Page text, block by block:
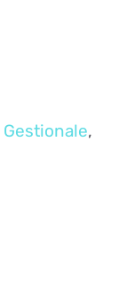
Gestionale,